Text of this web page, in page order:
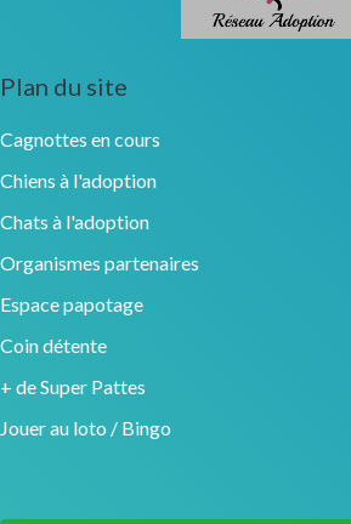
Plan du site
Cagnottes en cours
Chiens à l'adoption
Chats à l'adoption
Organismes partenaires
Espace papotage
Coin détente
+ de Super Pattes
Jouer au loto / Bingo